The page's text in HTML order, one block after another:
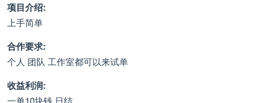
项目介绍:
上手简单
合作要求:
个人 团队 工作室都可以来试单
收益利润:
一单10块钱 日结